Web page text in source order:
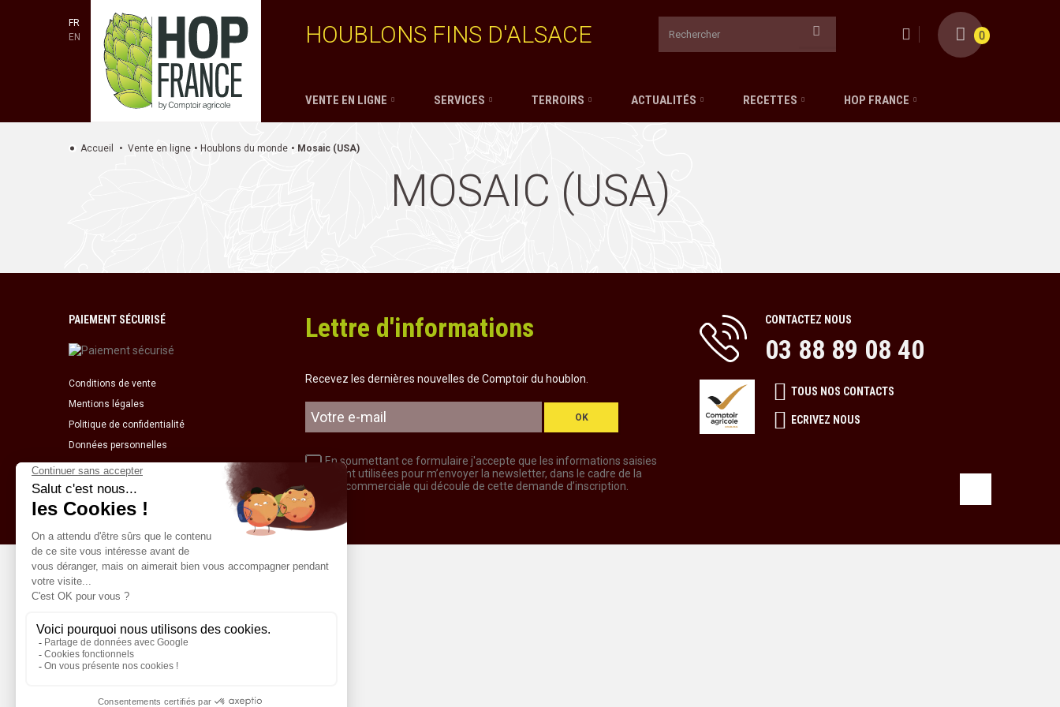
FR
EN
HOUBLONS FINS D'ALSACE 0
VENTE EN LIGNE SERVICES TERROIRS ACTUALITÉS RECETTES HOP FRANCE
Accueil Vente en ligne Houblons du monde Mosaic (USA)
MOSAIC (USA)
PAIEMENT SÉCURISÉ
Conditions de vente
Mentions légales
Politique de confidentialité
Données personnelles
Lettre d'informations
Recevez les dernières nouvelles de Comptoir du houblon.
OK
En soumettant ce formulaire j'accepte que les informations saisies
soient utilisées pour m’envoyer la newsletter, dans le cadre de la
relation commerciale qui découle de cette demande d’inscription.
CONTACTEZ NOUS
03 88 89 08 40
TOUS NOS CONTACTS
ECRIVEZ NOUS